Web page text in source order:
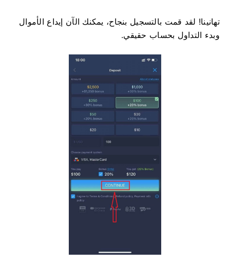
تهانينا! لقد قمت بالتسجيل بنجاح، يمكنك الآن إيداع الأموال
وبدء التداول بحساب حقيقي.